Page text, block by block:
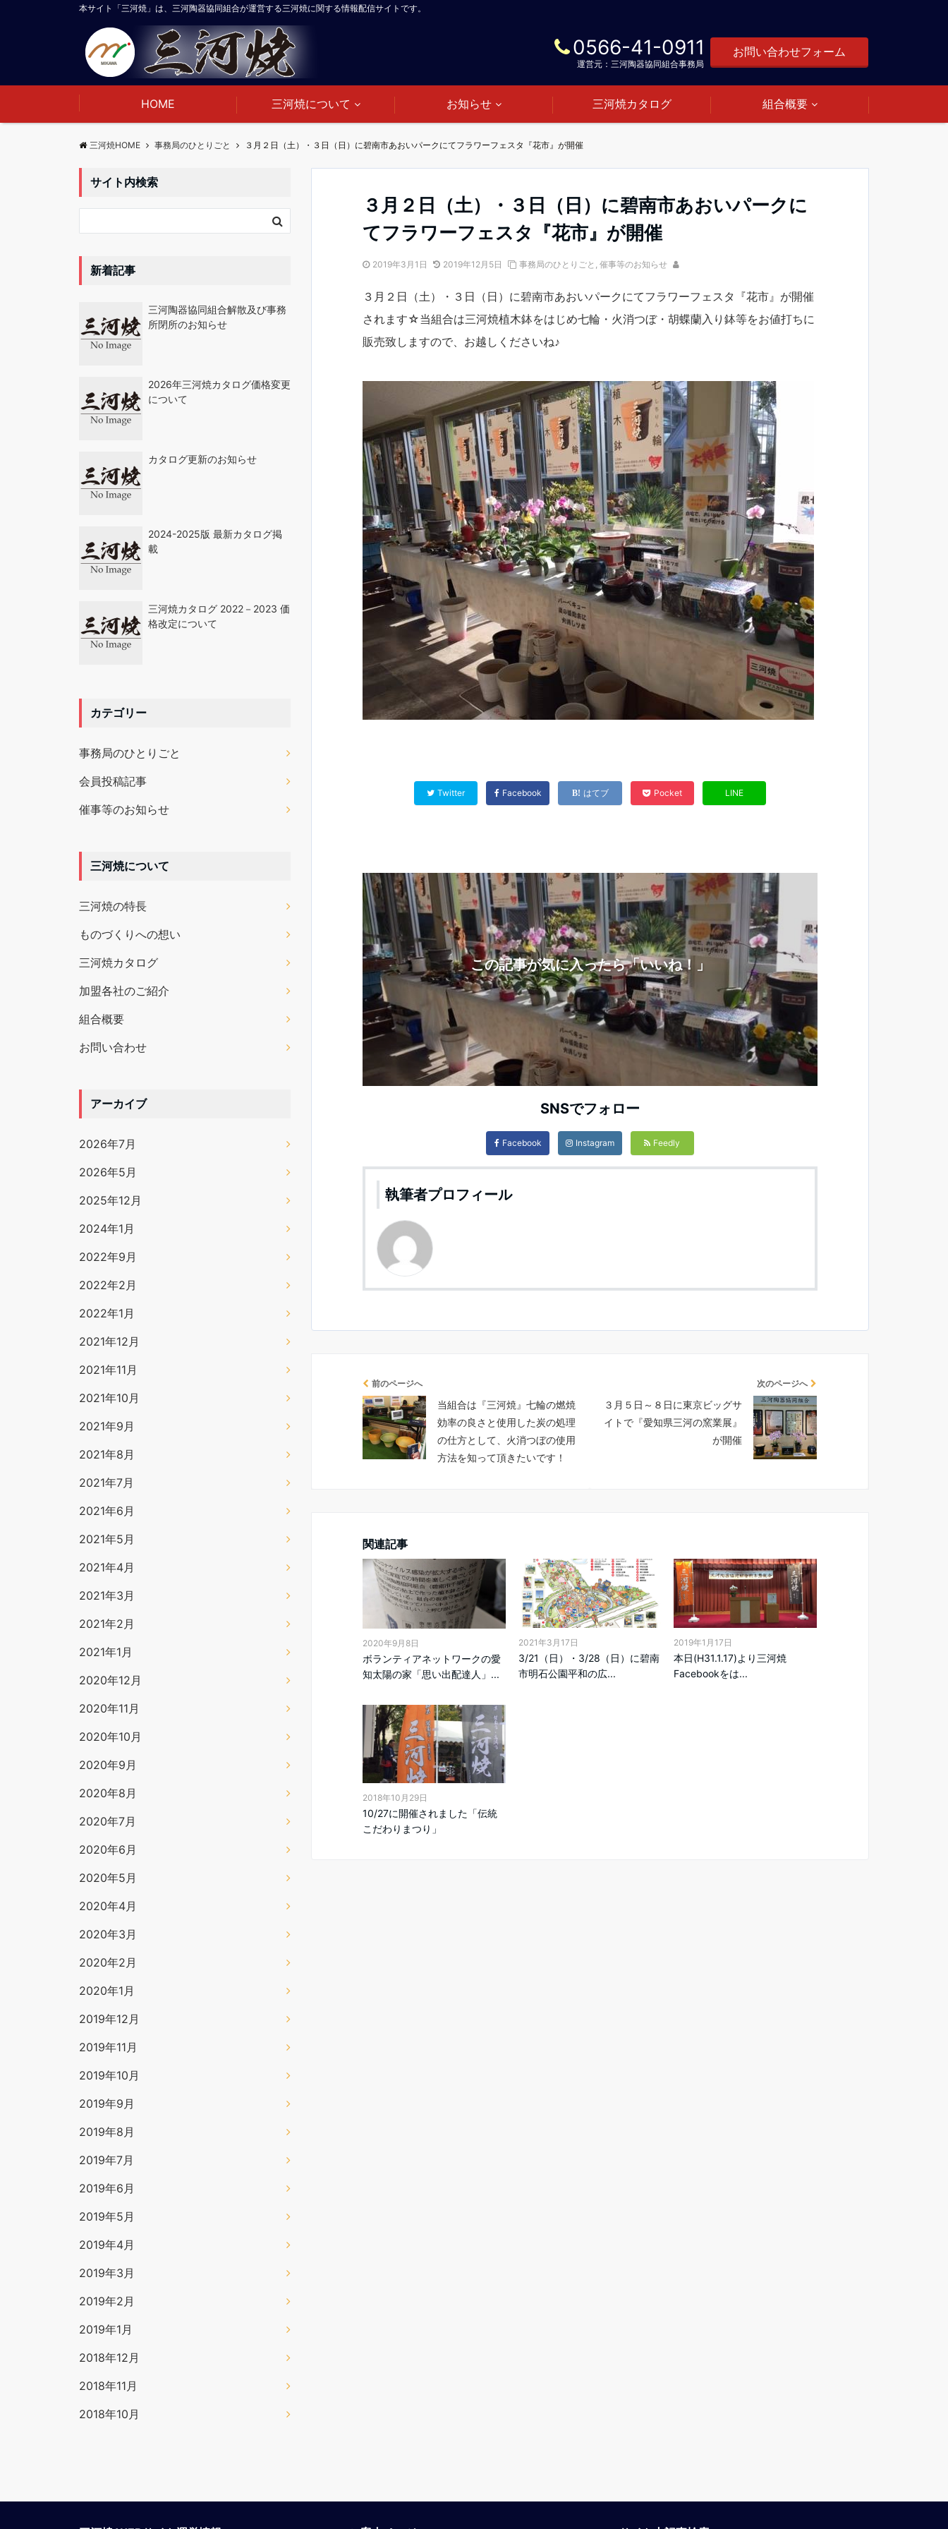
本サイト「三河焼」は、三河陶器協同組合が運営する三河焼に関する情報配信サイトです。
0566-41-0911
運営元：三河陶器協同組合事務局
お問い合わせフォーム
HOME 三河焼について お知らせ 三河焼カタログ 組合概要
三河焼HOME 事務局のひとりごと ３月２日（土）・３日（日）に碧南市あおいパークにてフラワーフェスタ『花市』が開催
３月２日（土）・３日（日）に碧南市あおいパークに
てフラワーフェスタ『花市』が開催
2019年3月1日 2019年12月5日 事務局のひとりごと ,催事等のお知らせ
３月２日（土）・３日（日）に碧南市あおいパークにてフラワーフェスタ『花市』が開催
されます☆当組合は三河焼植木鉢をはじめ七輪・火消つぼ・胡蝶蘭入り鉢等をお値打ちに
販売致しますので、お越しくださいね♪
Twitter Facebook はてブ Pocket LINE
この記事が気に入ったら「いいね！」
SNSでフォロー
Facebook Instagram Feedly
執筆者プロフィール
前のページへ
当組合は『三河焼』七輪の燃焼
効率の良さと使用した炭の処理
の仕方として、火消つぼの使用
方法を知って頂きたいです！
次のページへ
３月５日～８日に東京ビッグサ
イトで『愛知県三河の窯業展』
が開催
関連記事
2020年9月8日
ボランティアネットワークの愛
知太陽の家「思い出配達人」...
2021年3月17日
3/21（日）・3/28（日）に碧南
市明石公園平和の広...
2019年1月17日
本日(H31.1.17)より三河焼
Facebookをは...
2018年10月29日
10/27に開催されました「伝統
こだわりまつり」
サイト内検索
新着記事
三河陶器協同組合解散及び事務
所閉所のお知らせ
2026年三河焼カタログ価格変更
について
カタログ更新のお知らせ
2024-2025版 最新カタログ掲
載
三河焼カタログ 2022－2023 価
格改定について
カテゴリー
事務局のひとりごと
会員投稿記事
催事等のお知らせ
三河焼について
三河焼の特長
ものづくりへの想い
三河焼カタログ
加盟各社のご紹介
組合概要
お問い合わせ
アーカイブ
2026年7月
2026年5月
2025年12月
2024年1月
2022年9月
2022年2月
2022年1月
2021年12月
2021年11月
2021年10月
2021年9月
2021年8月
2021年7月
2021年6月
2021年5月
2021年4月
2021年3月
2021年2月
2021年1月
2020年12月
2020年11月
2020年10月
2020年9月
2020年8月
2020年7月
2020年6月
2020年5月
2020年4月
2020年3月
2020年2月
2020年1月
2019年12月
2019年11月
2019年10月
2019年9月
2019年8月
2019年7月
2019年6月
2019年5月
2019年4月
2019年3月
2019年2月
2019年1月
2018年12月
2018年11月
2018年10月